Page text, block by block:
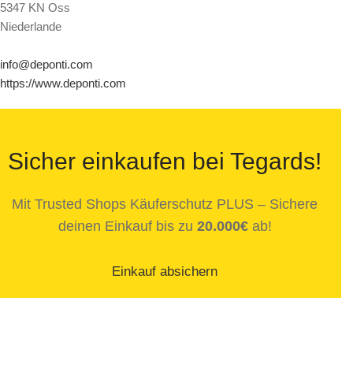
5347 KN Oss
Niederlande
info@deponti.com
https://www.deponti.com
Sicher einkaufen bei Tegards!
Mit Trusted Shops Käuferschutz PLUS – Sichere
deinen Einkauf bis zu 20.000€ab!
Einkauf absichern